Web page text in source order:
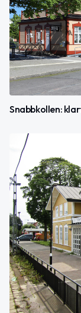
Snabbkollen: